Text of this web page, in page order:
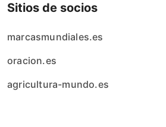
Sitios de socios
marcasmundiales.es
oracion.es
agricultura-mundo.es